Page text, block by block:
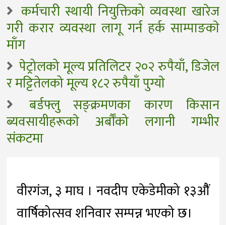
कर्मचारी स्थायी नियुक्तिको व्यवस्था खारेज
गरी करार व्यवस्था लागू गर्न हर्क साम्पाङकाे
माँग
पेट्रोलको मूल्य प्रतिलिटर २०२ रुपैयाँ, डिजेल
र मट्टितेलको मूल्य १८२ रुपैयाँ पुग्याे
बर्डफ्लु सङ्क्रमणका कारण किसान
ब्यवसायीहरूकाे अर्बौँको लगानी गम्भीर
संकटमा
वीरगंज, ३ माघ । नवदीप एकेडेमीको १३औैं
वार्षिकोत्सव शनिवार सम्पन्न भएको छ।